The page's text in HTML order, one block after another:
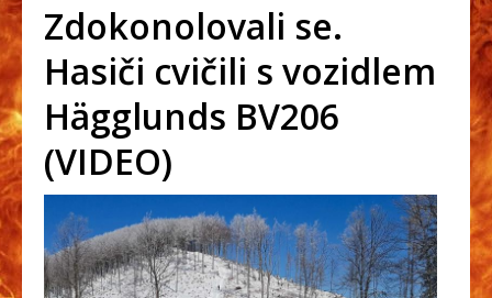
Zdokonolovali se.
Hasiči cvičili s vozidlem
Hägglunds BV206
(VIDEO)